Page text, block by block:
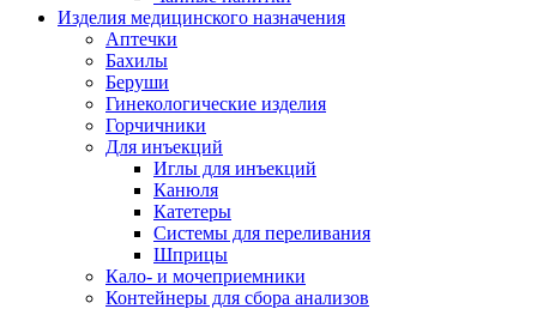
Изделия медицинского назначения
Аптечки
Бахилы
Беруши
Гинекологические изделия
Горчичники
Для инъекций
Иглы для инъекций
Канюля
Катетеры
Системы для переливания
Шприцы
Кало- и мочеприемники
Контейнеры для сбора анализов